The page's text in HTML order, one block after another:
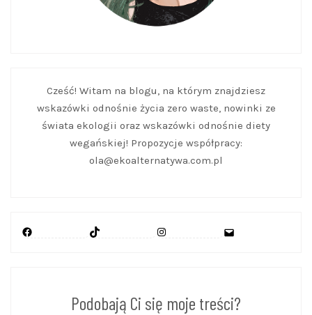
Cześć! Witam na blogu, na którym znajdziesz
wskazówki odnośnie życia zero waste, nowinki ze
świata ekologii oraz wskazówki odnośnie diety
wegańskiej! Propozycje współpracy:
ola@ekoalternatywa.com.pl
Facebook
TikTok
Instagram
Mail
Podobają Ci się moje treści?